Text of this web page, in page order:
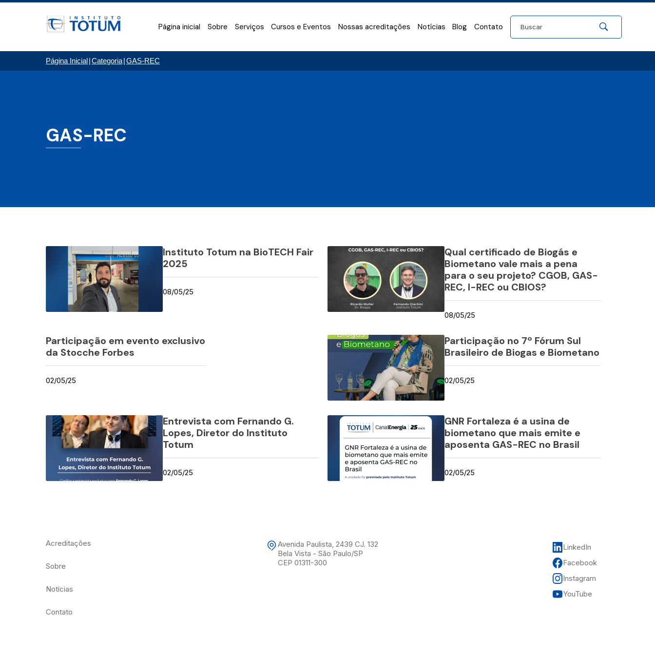
Página inicial Sobre Serviços Cursos e Eventos Nossas acreditações Notícias Blog Contato
Página Inicial|Categoria|GAS-REC
GAS-REC
Instituto Totum na BioTECH Fair
2025
08/05/25
Qual certificado de Biogás e
Biometano vale mais a pena
para o seu projeto? CGOB, GAS-
REC, I-REC ou CBIOS?
08/05/25
Participação em evento exclusivo
da Stocche Forbes
02/05/25
Participação no 7º Fórum Sul
Brasileiro de Biogas e Biometano
02/05/25
Entrevista com Fernando G.
Lopes, Diretor do Instituto
Totum
02/05/25
GNR Fortaleza é a usina de
biometano que mais emite e
aposenta GAS-REC no Brasil
02/05/25
Acreditações
Sobre
Notícias
Contato
Avenida Paulista, 2439 CJ. 132
Bela Vista - São Paulo/SP
CEP 01311-300
LinkedIn
Facebook
Instagram
YouTube